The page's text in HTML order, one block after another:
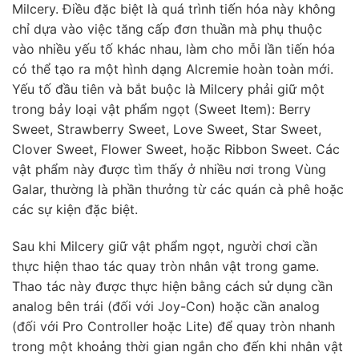
Milcery. Điều đặc biệt là quá trình tiến hóa này không
chỉ dựa vào việc tăng cấp đơn thuần mà phụ thuộc
vào nhiều yếu tố khác nhau, làm cho mỗi lần tiến hóa
có thể tạo ra một hình dạng Alcremie hoàn toàn mới.
Yếu tố đầu tiên và bắt buộc là Milcery phải giữ một
trong bảy loại vật phẩm ngọt (Sweet Item): Berry
Sweet, Strawberry Sweet, Love Sweet, Star Sweet,
Clover Sweet, Flower Sweet, hoặc Ribbon Sweet. Các
vật phẩm này được tìm thấy ở nhiều nơi trong Vùng
Galar, thường là phần thưởng từ các quán cà phê hoặc
các sự kiện đặc biệt.
Sau khi Milcery giữ vật phẩm ngọt, người chơi cần
thực hiện thao tác quay tròn nhân vật trong game.
Thao tác này được thực hiện bằng cách sử dụng cần
analog bên trái (đối với Joy-Con) hoặc cần analog
(đối với Pro Controller hoặc Lite) để quay tròn nhanh
trong một khoảng thời gian ngắn cho đến khi nhân vật